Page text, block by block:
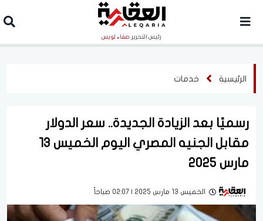
رئيس التحرير صفاء لويس
الرئيسية خدمات
رسميًا بعد الزيادة الجديدة.. سعر الدولار
مقابل الجنيه المصري اليوم الخميس 13
مارس 2025
الخميس 13 مارس 2025 | 02:07 صباحاً